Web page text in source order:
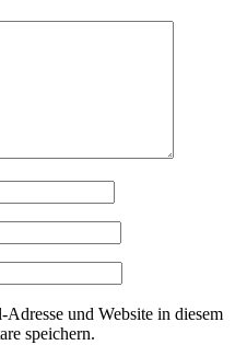
und Website in diesem
speichern.